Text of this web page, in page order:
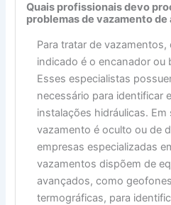
Quais profissionais devo
problemas de vazamento de
Para tratar de
indicado é o encanador ou
Esses especialistas
necessário para identificar
instalações hidráulicas.
vazamento é oculto ou de
empresas especializadas
vazamentos dispõem de
avançados, como
termográficas, para